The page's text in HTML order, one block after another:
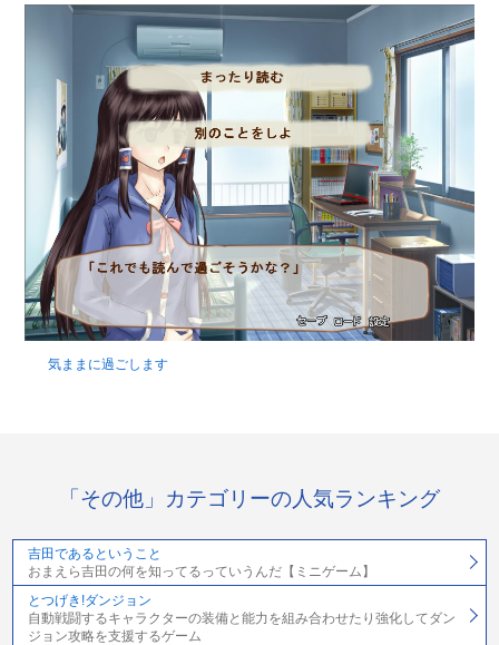
気ままに過ごします
「その他」カテゴリーの人気ランキング
吉田であるということ
おまえら吉田の何を知ってるっていうんだ【ミニゲーム】
とつげき!ダンジョン
自動戦闘するキャラクターの装備と能力を組み合わせたり強化してダン
ジョン攻略を支援するゲーム